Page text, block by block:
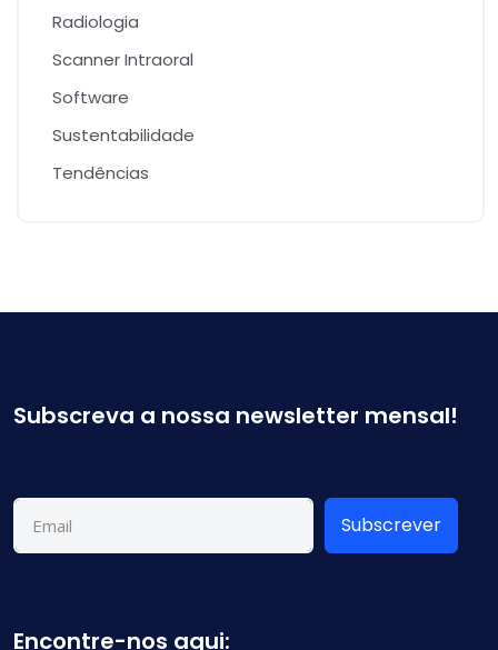
Radiologia
Scanner Intraoral
Software
Sustentabilidade
Tendências
Subscreva a nossa newsletter mensal!
Subscrever
Encontre-nos aqui: